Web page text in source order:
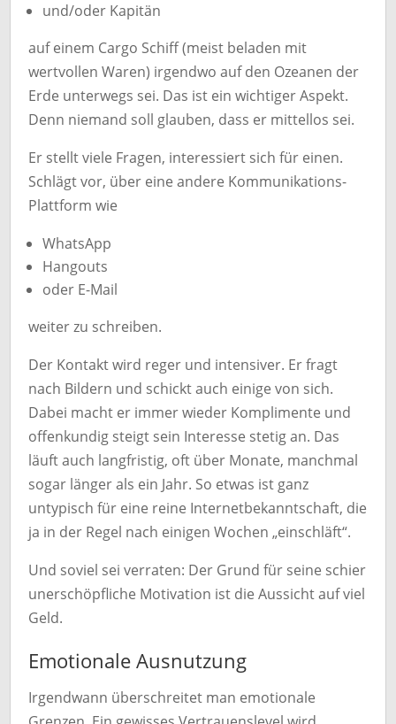
und/oder Kapitän
auf einem Cargo Schiff (meist beladen mit
wertvollen Waren) irgendwo auf den Ozeanen der
Erde unterwegs sei. Das ist ein wichtiger Aspekt.
Denn niemand soll glauben, dass er mittellos sei.
Er stellt viele Fragen, interessiert sich für einen.
Schlägt vor, über eine andere Kommunikations-
Plattform wie
WhatsApp
Hangouts
oder E-Mail
weiter zu schreiben.
Der Kontakt wird reger und intensiver. Er fragt
nach Bildern und schickt auch einige von sich.
Dabei macht er immer wieder Komplimente und
offenkundig steigt sein Interesse stetig an. Das
läuft auch langfristig, oft über Monate, manchmal
sogar länger als ein Jahr. So etwas ist ganz
untypisch für eine reine Internetbekanntschaft, die
ja in der Regel nach einigen Wochen „einschläft“.
Und soviel sei verraten: Der Grund für seine schier
unerschöpfliche Motivation ist die Aussicht auf viel
Geld.
Emotionale Ausnutzung
Irgendwann überschreitet man emotionale